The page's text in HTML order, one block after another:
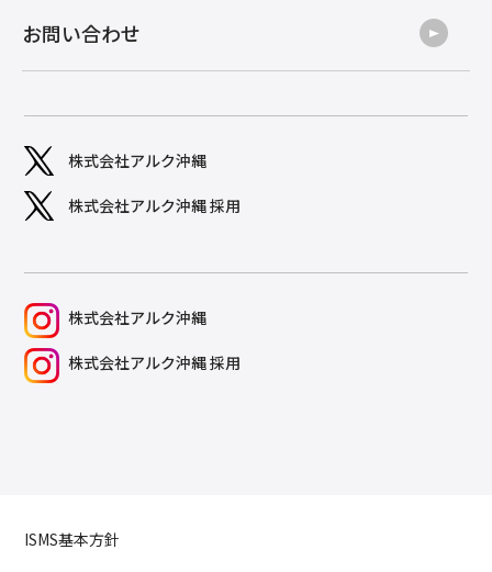
お問い合わせ
株式会社アルク沖縄
株式会社アルク沖縄 採用
株式会社アルク沖縄
株式会社アルク沖縄 採用
ISMS基本方針